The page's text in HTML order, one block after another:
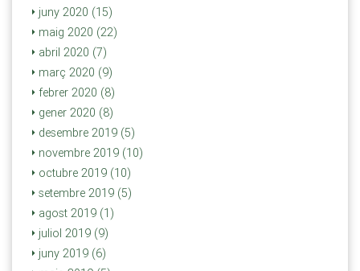
juny 2020 (15)
maig 2020 (22)
abril 2020 (7)
març 2020 (9)
febrer 2020 (8)
gener 2020 (8)
desembre 2019 (5)
novembre 2019 (10)
octubre 2019 (10)
setembre 2019 (5)
agost 2019 (1)
juliol 2019 (9)
juny 2019 (6)